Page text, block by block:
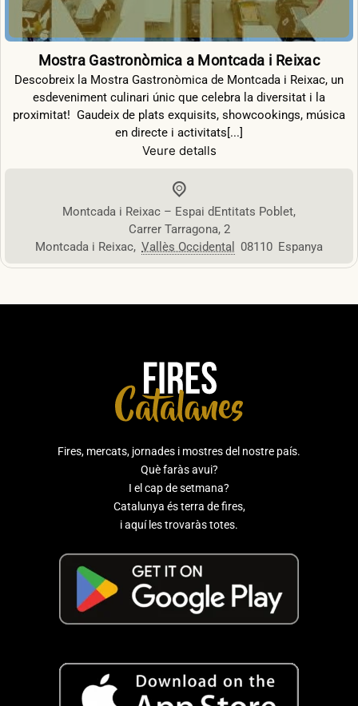
Mostra Gastronòmica a Montcada i Reixac
Descobreix la Mostra Gastronòmica de Montcada i Reixac, un
esdeveniment culinari únic que celebra la diversitat i la
proximitat! ️ Gaudeix de plats exquisits, showcookings, música
en directe i activitats[...]
Veure detalls
Montcada i Reixac – Espai dEntitats Poblet,
Carrer Tarragona, 2
Montcada i Reixac, Vallès Occidental 08110 Espanya
Fires, mercats, jornades i mostres del nostre país.
Què faràs avui?
I el cap de setmana?
Catalunya és terra de fires,
i aquí les trovaràs totes.